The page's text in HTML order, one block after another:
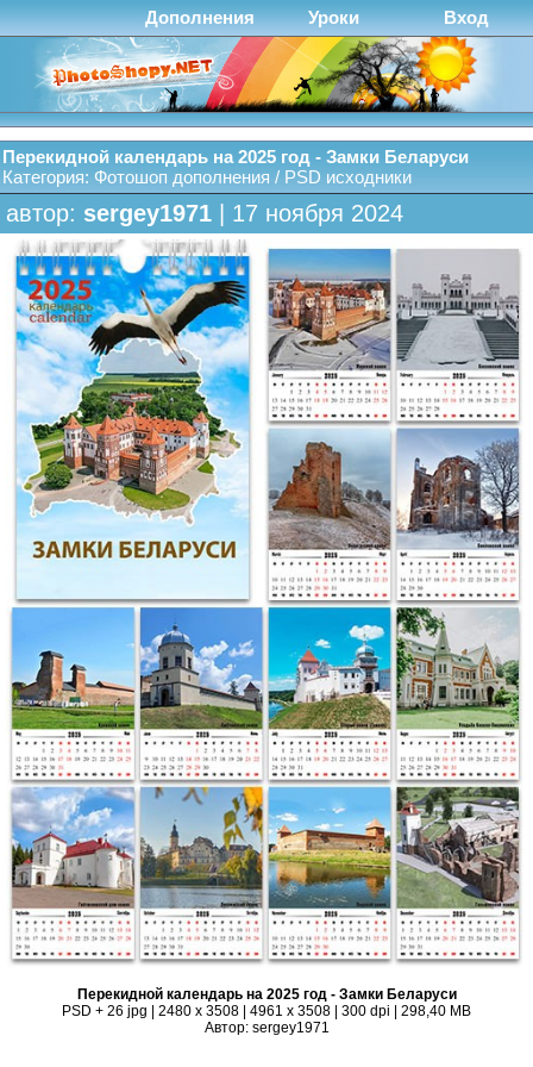
Дополнения Уроки Вход
Перекидной календарь на 2025 год - Замки Беларуси
Категория: Фотошоп дополнения / PSD исходники
автор: sergey1971 | 17 ноября 2024
Перекидной календарь на 2025 год - Замки Беларуси
PSD + 26 jpg | 2480 x 3508 | 4961 x 3508 | 300 dpi | 298,40 MB
Автор: sergey1971